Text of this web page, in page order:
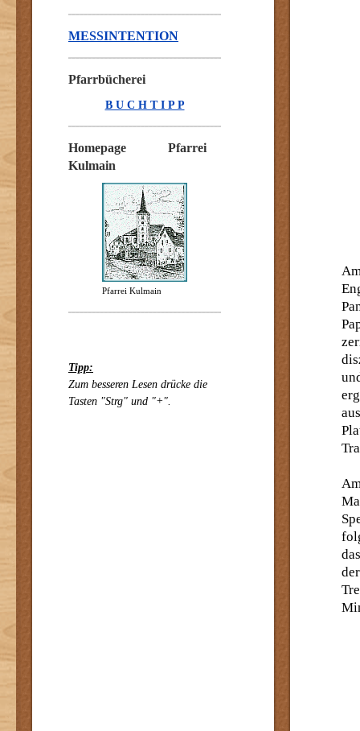
MESSINTENTION
Pfarrbücherei
B U C H T I P P
Homepage Pfarrei
Kulmain
Pfarrei Kulmain
Tipp:
Zum besseren Lesen drücke die
Tasten "Strg" und "+".